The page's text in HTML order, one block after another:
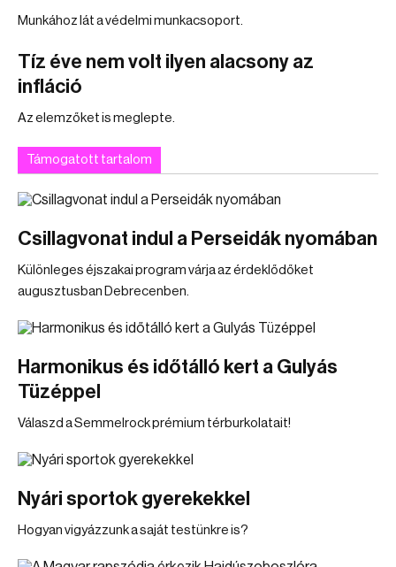
Munkához lát a védelmi munkacsoport.
Tíz éve nem volt ilyen alacsony az
infláció
Az elemzőket is meglepte.
Támogatott tartalom
Csillagvonat indul a Perseidák nyomában
Különleges éjszakai program várja az érdeklődőket
augusztusban Debrecenben.
Harmonikus és időtálló kert a Gulyás
Tüzéppel
Válaszd a Semmelrock prémium térburkolatait!
Nyári sportok gyerekekkel
Hogyan vigyázzunk a saját testünkre is?